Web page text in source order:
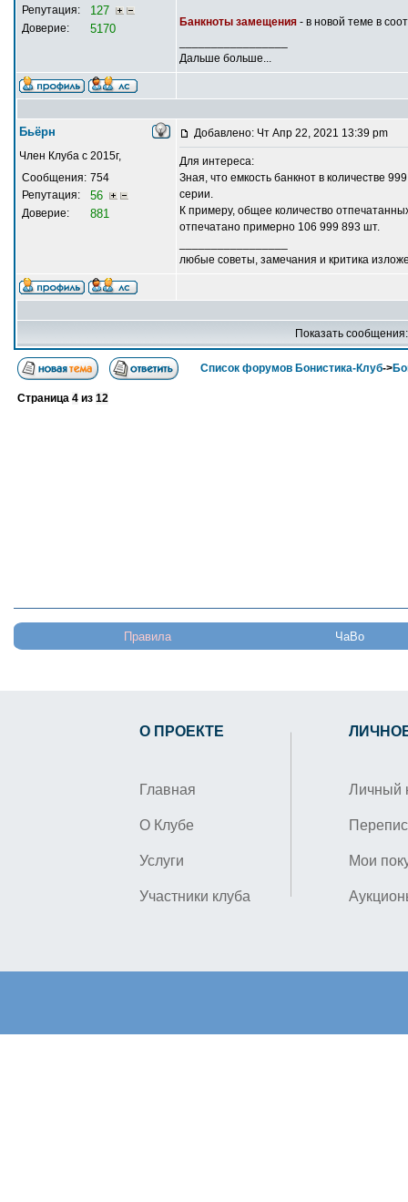
Репутация:
127
Доверие: 5170 Банкноты замещения - в новой теме в
Дальше больше...
Бьёрн
Член Клуба с 2015г,
Сообщения: 754
Репутация:
56
Доверие: 881
Добавлено: Чт Апр 22, 2021 13:39 pm
Для интереса:
Зная, что емкость банкнот в количестве
серии.
К примеру, общее количество
отпечатано примерно 106 999 893 шт.
любые советы, замечания и критика
Показать
Список форумов Бонистика-Клуб->
Страница 4 из 12
Правила ЧаВо
О ПРОЕКТЕ
Главная
О Клубе
Услуги
Участники клуба
Личный
Мои